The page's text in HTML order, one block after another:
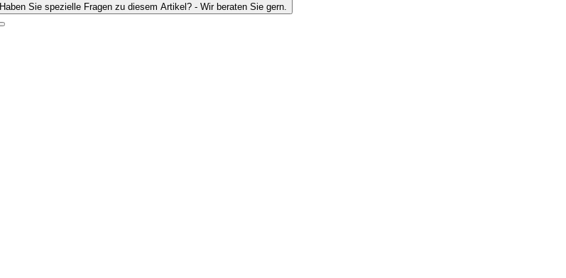
Haben Sie spezielle Fragen zu diesem Artikel? - Wir beraten Sie gern.